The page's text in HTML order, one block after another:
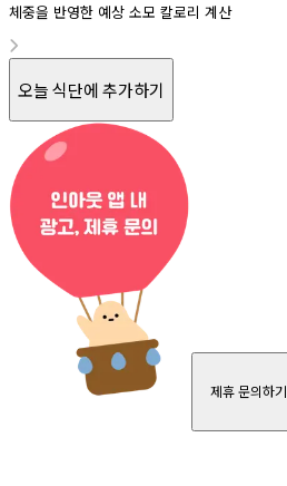
체중을 반영한 예상 소모 칼로리 계산
오늘 식단에 추가하기
제휴 문의하기